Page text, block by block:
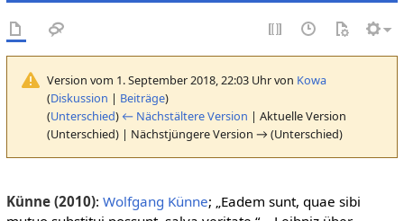
Version vom 1. September 2018, 22:03 Uhr von Kowa
(Diskussion | Beiträge)
(Unterschied) ← Nächstältere Version | Aktuelle Version
(Unterschied) | Nächstjüngere Version → (Unterschied)
Künne (2010): Wolfgang Künne; „Eadem sunt, quae sibi